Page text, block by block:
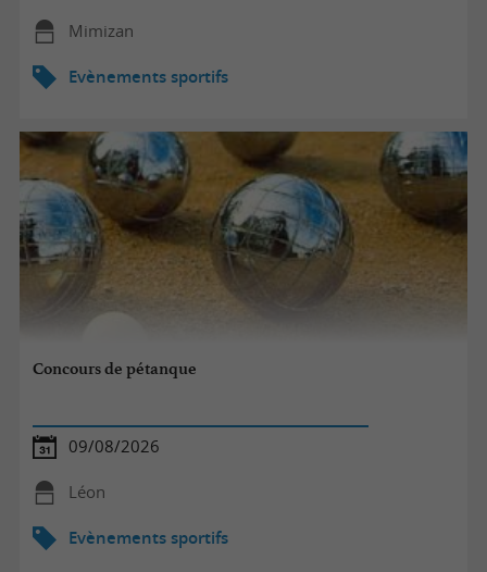
Mimizan
Evènements sportifs
Concours de pétanque
09/08/2026
Léon
Evènements sportifs